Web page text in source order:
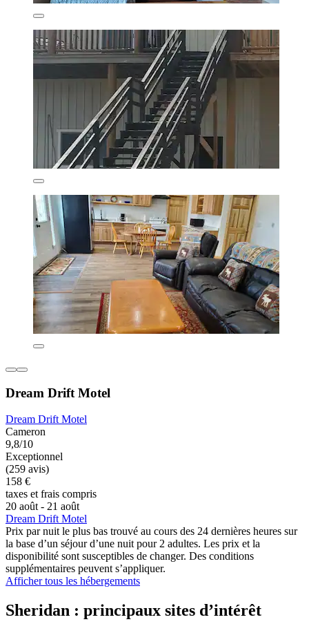
Dream Drift Motel
Dream Drift Motel
Cameron
9,8/10
Exceptionnel
(259 avis)
158 €
taxes et frais compris
20 août - 21 août
Dream Drift Motel
Prix par nuit le plus bas trouvé au cours des 24 dernières heures sur
la base d’un séjour d’une nuit pour 2 adultes. Les prix et la
disponibilité sont susceptibles de changer. Des conditions
supplémentaires peuvent s’appliquer.
Afficher tous les hébergements
Sheridan : principaux sites d’intérêt